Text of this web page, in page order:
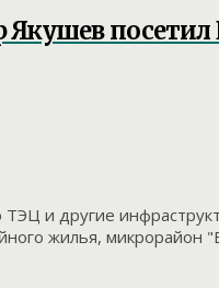
посетил
и другие
жилья, микрорайон